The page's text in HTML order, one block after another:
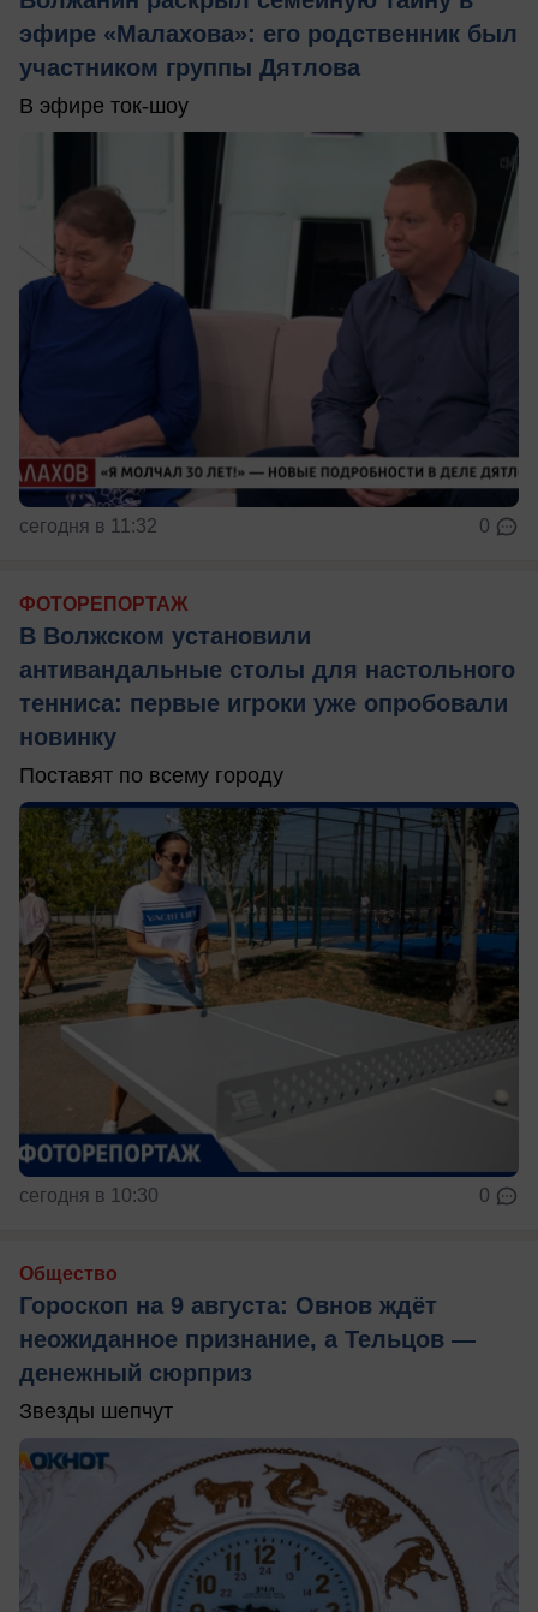
эфире «Малахова»: его родственник был
участником группы Дятлова
В эфире ток-шоу
сегодня в 11:32 0
ФОТОРЕПОРТАЖ
В Волжском установили
антивандальные столы для настольного
тенниса: первые игроки уже опробовали
новинку
Поставят по всему городу
сегодня в 10:30 0
Общество
Гороскоп на 9 августа: Овнов ждёт
неожиданное признание, а Тельцов —
денежный сюрприз
Звезды шепчут